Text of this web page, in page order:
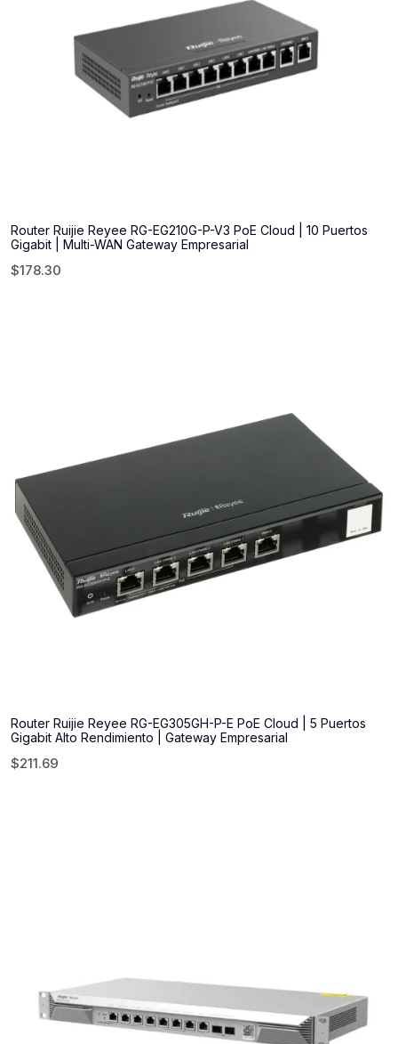
Router Ruijie Reyee RG-EG210G-P-V3 PoE Cloud | 10 Puertos
Gigabit | Multi-WAN Gateway Empresarial
$178.30
Router Ruijie Reyee RG-EG305GH-P-E PoE Cloud | 5 Puertos
Gigabit Alto Rendimiento | Gateway Empresarial
$211.69